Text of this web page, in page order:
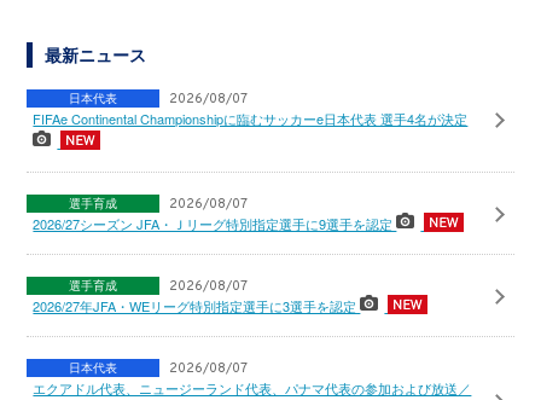
最新ニュース
日本代表 2026/08/07
FIFAe Continental Championshipに臨むサッカーe日本代表 選手4名が決定
選手育成 2026/08/07
2026/27シーズン JFA・Ｊリーグ特別指定選手に9選手を認定
選手育成 2026/08/07
2026/27年JFA・WEリーグ特別指定選手に3選手を認定
日本代表 2026/08/07
エクアドル代表、ニュージーランド代表、パナマ代表の参加および放送／